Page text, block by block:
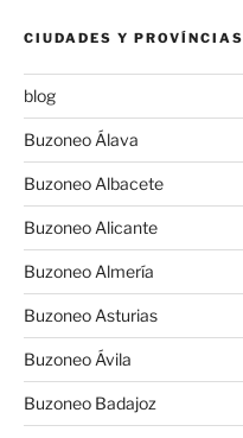
CIUDADES Y PROVÍNCIAS
blog
Buzoneo Álava
Buzoneo Albacete
Buzoneo Alicante
Buzoneo Almería
Buzoneo Asturias
Buzoneo Ávila
Buzoneo Badajoz